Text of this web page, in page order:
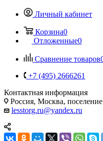
Личный кабинет
Корзина0
Отложенные0
Сравнение товаров
+7 (495) 2666261
Контактная информация
Россия, Москва,
lesstorg.ru@yandex.ru